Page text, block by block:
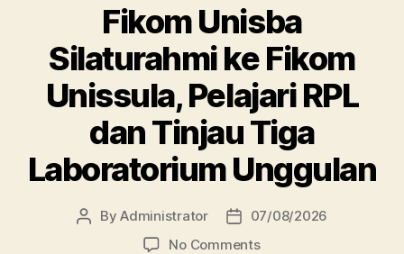
Fikom Unisba
Silaturahmi ke Fikom
Unissula, Pelajari RPL
dan Tinjau Tiga
Laboratorium Unggulan
PostByAdministrator
Post
date
07/08/2026
No Commentson